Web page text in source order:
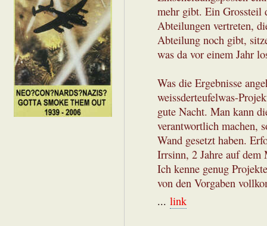
mehr gibt. Ein Grossteil
Abteilungen vertreten,
Abteilung noch gibt,
was da vor einem Jahr
Was die Ergebnisse
weissderteufelwas-
gute Nacht. Man kann
verantwortlich machen,
Wand gesetzt haben.
Irrsinn, 2 Jahre auf
Ich kenne genug
von den Vorgaben
... link